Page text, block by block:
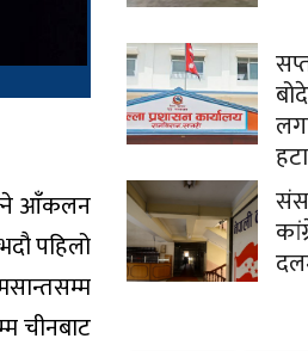
आँकलन
पहिलो
चीनबाट